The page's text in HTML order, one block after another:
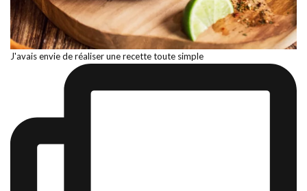
J'avais envie de réaliser une recette toute simple